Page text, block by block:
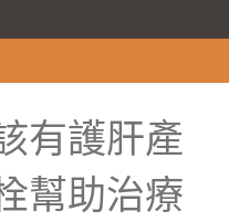
有護肝產
幫助治療